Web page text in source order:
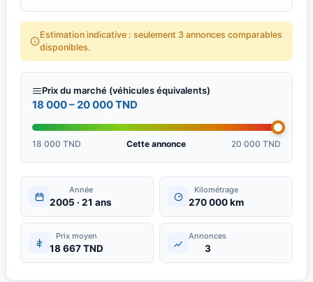
Estimation indicative : seulement 3 annonces comparables
disponibles.
Prix du marché (véhicules équivalents)
18 000 – 20 000 TND
18 000 TND Cette annonce 20 000 TND
Année
2005 · 21 ans
Kilométrage
270 000 km
Prix moyen
18 667 TND
Annonces
3